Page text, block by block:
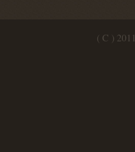
( C ) 2011